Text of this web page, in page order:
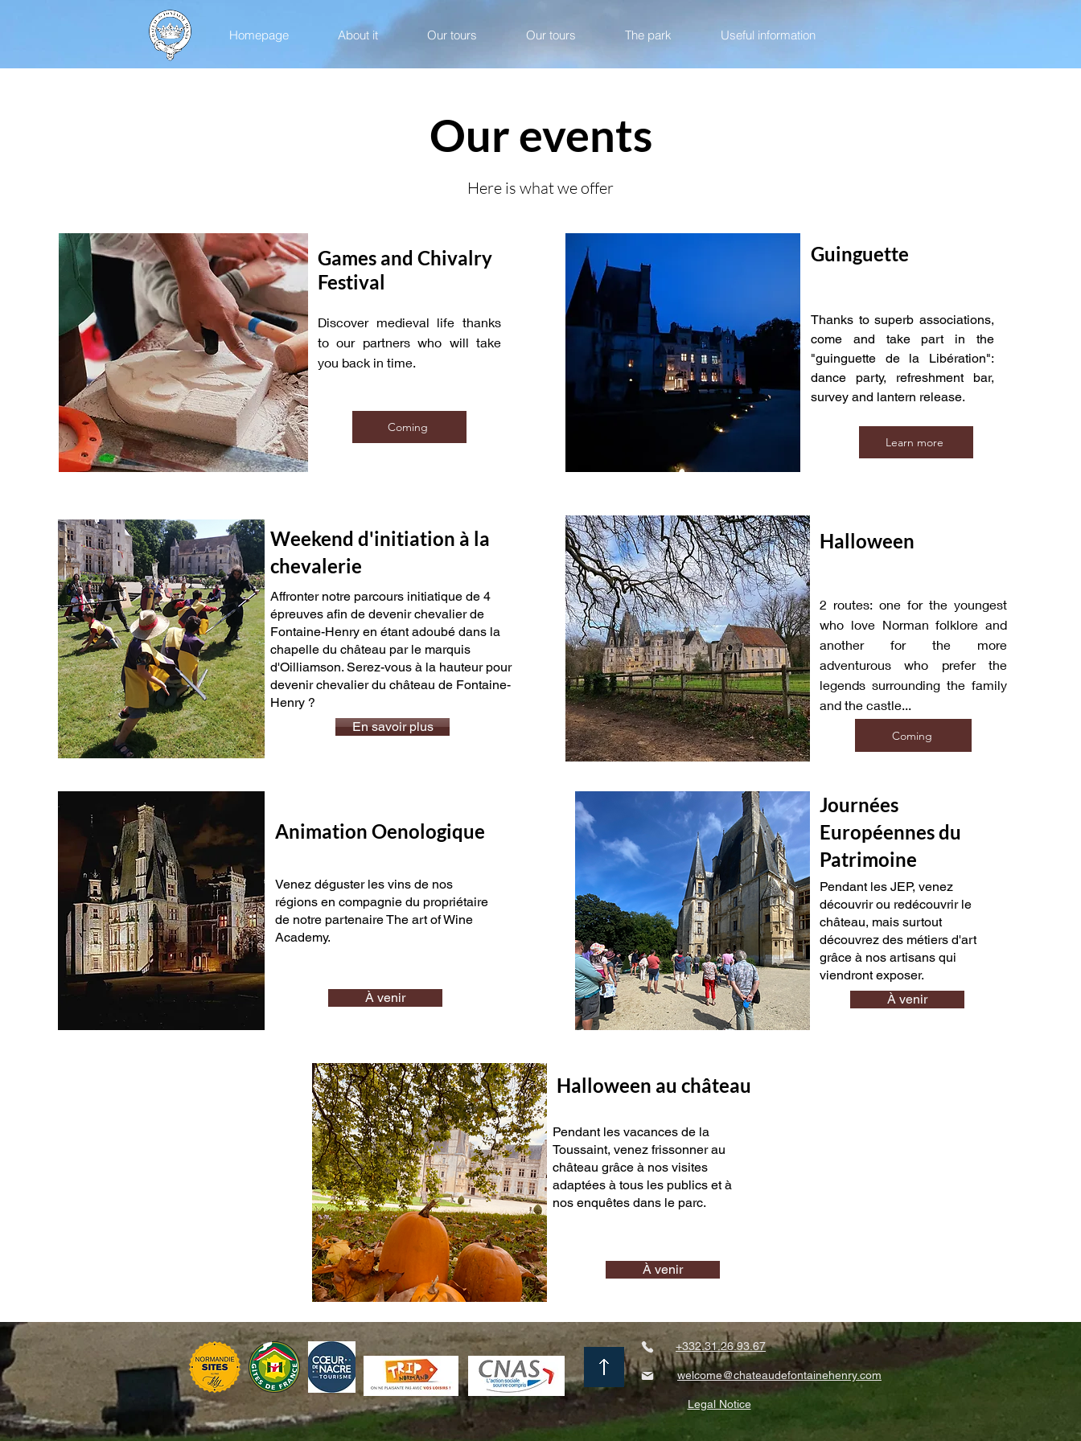
Homepage About it Our tours Our tours The park Useful information
Our events
Here is what we offer
Discover medieval life thanks
to our partners who will take
you back in time.
Games and Chivalry
Festival
Coming
Weekend d'initiation à la
chevalerie
Affronter notre parcours initiatique de 4
épreuves afin de devenir chevalier de
Fontaine-Henry en étant adoubé dans la
chapelle du château par le marquis
d'Oilliamson. Serez-vous à la hauteur pour
devenir chevalier du château de Fontaine-
Henry ?
En savoir plus
Animation Oenologique
Venez déguster les vins de nos
régions en compagnie du propriétaire
de notre partenaire The art of Wine
Academy.
À venir
Guinguette
Thanks to superb associations,
come and take part in the
"guinguette de la Libération":
dance party, refreshment bar,
survey and lantern release.
Learn more
Halloween
2 routes: one for the youngest
who love Norman folklore and
another for the more
adventurous who prefer the
legends surrounding the family
and the castle...
Coming
Journées
Européennes du
Patrimoine
Pendant les JEP, venez
découvrir ou redécouvrir le
château, mais surtout
découvrez des métiers d'art
grâce à nos artisans qui
viendront exposer.
À venir
Halloween au château
Pendant les vacances de la
Toussaint, venez frissonner au
château grâce à nos visites
adaptées à tous les publics et à
nos enquêtes dans le parc.
À venir
+332.31.26.93.67
welcome@chateaudefontainehenry.com
Legal Notice